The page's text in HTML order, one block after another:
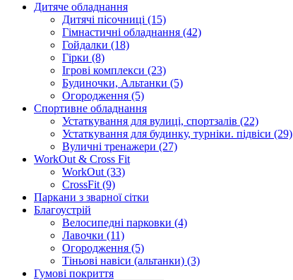
Дитяче обладнання
Дитячі пісочниці (15)
Гімнастичні обладнання (42)
Гойдалки (18)
Гірки (8)
Ігрові комплекси (23)
Будиночки, Альтанки (5)
Огородження (5)
Спортивне обладнання
Устаткування для вулиці, спортзалів (22)
Устаткування для будинку, турніки. підвіси (29)
Вуличні тренажери (27)
WorkOut & Cross Fit
WorkOut (33)
CrossFit (9)
Паркани з зварної сітки
Благоустрій
Велосипедні парковки (4)
Лавочки (11)
Огородження (5)
Тіньові навіси (альтанки) (3)
Гумові покриття